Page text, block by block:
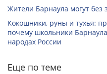
Жители Барнаула могут
Кокошники, руны и тухья:
почему школьники
народах России
Еще по теме